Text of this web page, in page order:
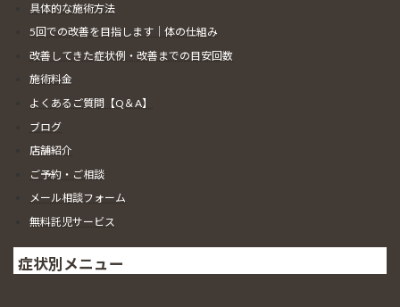
具体的な施術方法
5回での改善を目指します｜体の仕組み
改善してきた症状例・改善までの目安回数
施術料金
よくあるご質問【Q＆A】
ブログ
店舗紹介
ご予約・ご相談
メール相談フォーム
無料託児サービス
症状別メニュー